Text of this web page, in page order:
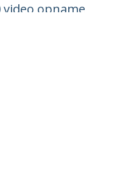
video opname